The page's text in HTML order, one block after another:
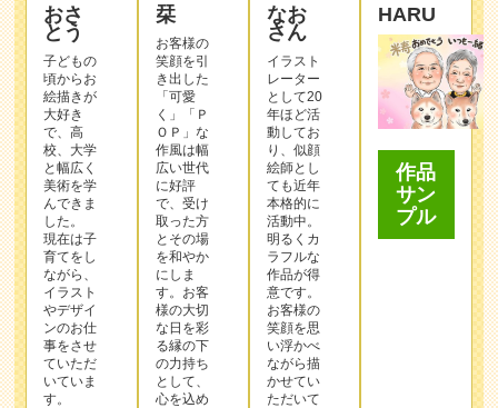
おさ
とう
子どもの
頃からお
絵描きが
大好き
で、高
校、大学
と幅広く
美術を学
んできま
した。
現在は子
育てをし
ながら、
イラスト
やデザイ
ンのお仕
事をさせ
ていただ
いていま
す。
栞
お客様の
笑顔を引
き出した
「可愛
く」「Ｐ
ＯＰ」な
作⾵は幅
広い世代
に好評
で、受け
取った⽅
とその場
を和やか
にしま
す。お客
様の⼤切
な⽇を彩
る縁の下
の⼒持ち
として、
⼼を込め
なお
さん
イラスト
レーター
として20
年ほど活
動してお
り、似顔
絵師とし
ても近年
本格的に
活動中。
明るくカ
ラフルな
作品が得
意です。
お客様の
笑顔を思
い浮かべ
ながら描
かせてい
ただいて
HARU
作品
サン
プル